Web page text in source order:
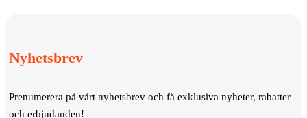
Nyhetsbrev
Prenumerera på vårt nyhetsbrev och få exklusiva nyheter, rabatter
och erbjudanden!